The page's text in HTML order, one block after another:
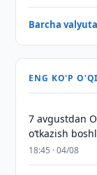
Barcha
ENG KO'P
7 avgustdan
o‘tkazish
18:45 · 04/08